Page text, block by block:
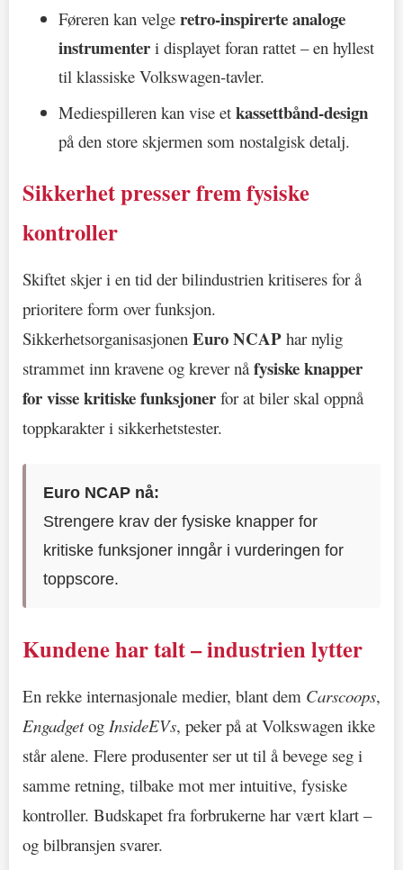
Føreren kan velge retro-inspirerte analoge
instrumenter i displayet foran rattet – en hyllest
til klassiske Volkswagen-tavler.
Mediespilleren kan vise et kassettbånd-design
på den store skjermen som nostalgisk detalj.
Sikkerhet presser frem fysiske
kontroller
Skiftet skjer i en tid der bilindustrien kritiseres for å
prioritere form over funksjon.
Sikkerhetsorganisasjonen Euro NCAP har nylig
strammet inn kravene og krever nåfysiske knapper
for visse kritiske funksjoner for at biler skal oppnå
toppkarakter i sikkerhetstester.
Euro NCAP nå:
Strengere krav der fysiske knapper for
kritiske funksjoner inngår i vurderingen for
toppscore.
Kundene har talt – industrien lytter
En rekke internasjonale medier, blant dem Carscoops,
Engadgetog InsideEVs, peker på at Volkswagen ikke
står alene. Flere produsenter ser ut til å bevege seg i
samme retning, tilbake mot mer intuitive, fysiske
kontroller. Budskapet fra forbrukerne har vært klart –
og bilbransjen svarer.